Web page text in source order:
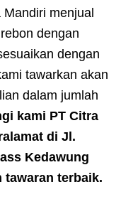
menjual
dengan
dengan
tawarkan akan
dalam jumlah
kami PT Citra
di Jl.
Kedawung
tawaran terbaik.